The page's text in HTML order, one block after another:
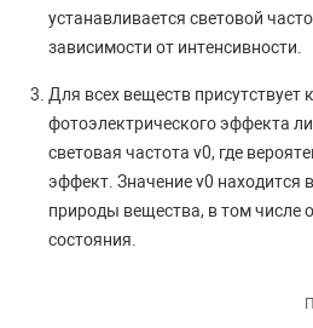
устанавливается световой
зависимости от интенсивности.
Для всех веществ присутствует
фотоэлектрического эффекта
световая частота v0, где
эффект. Значение v0 находится
природы вещества, в том числе
состояния.